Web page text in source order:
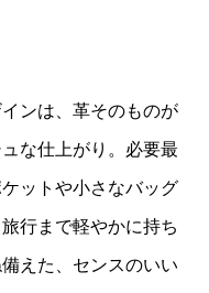
ンは、革そのものが
な仕上がり。必要最
ットや小さなバッグ
行まで軽やかに持ち
えた、センスのいい